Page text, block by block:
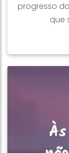
progresso
que